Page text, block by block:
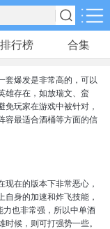
应用分类
角色扮演
119款手游
冒险解谜
24款手游
排行榜 合集
套爆发是非常高的，可以
雄存在，如放瑞文、蛮
玩家在游戏中被针对，
容最适合酒桶等方面的信
在的版本下非常恶心，
身的加速和炸飞技能，
也非常强，所以中单酒
候，则可打强势一些。